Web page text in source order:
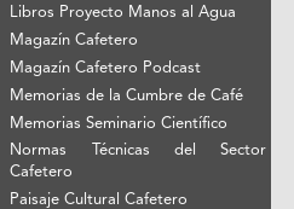
Libros Proyecto Manos al Agua
Magazín Cafetero
Magazín Cafetero Podcast
Memorias de la Cumbre de Café
Memorias Seminario Científico
Normas Técnicas del Sector
Cafetero
Paisaje Cultural Cafetero